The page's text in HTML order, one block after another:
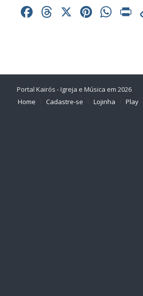
Facebook
Threads
X
Portal Kairós - Igreja e Música em 2026
Home
Cadastre-se Lojinha Play